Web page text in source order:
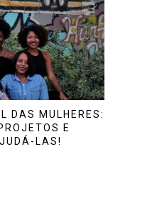
DAS MULHERES:
E
LAS!